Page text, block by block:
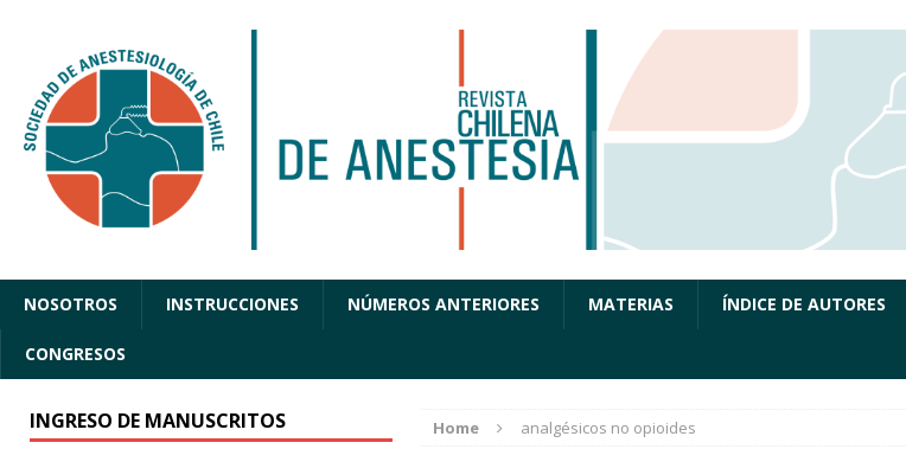
NOSOTROS INSTRUCCIONES NÚMEROS ANTERIORES MATERIAS ÍNDICE DE AUTORES
CONGRESOS
Home analgésicos no opioides
INGRESO DE MANUSCRITOS